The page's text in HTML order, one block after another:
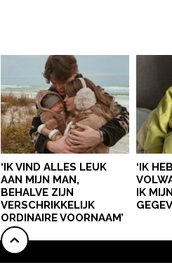
‘IK VIND ALLES LEUK
AAN MIJN MAN,
BEHALVE ZIJN
VERSCHRIKKELIJK
ORDINAIRE VOORNAAM’
‘IK
IK